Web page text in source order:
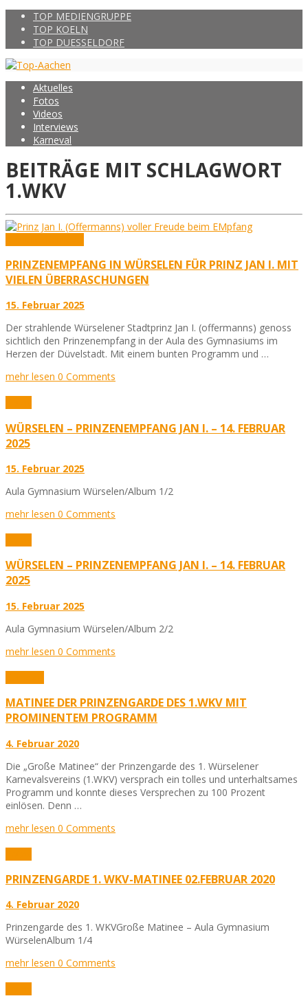
TOP MEDIENGRUPPE
TOP KOELN
TOP DUESSELDORF
Aktuelles
Fotos
Videos
Interviews
Karneval
BEITRÄGE MIT SCHLAGWORT
1.WKV
PRINZENEMPFANG IN WÜRSELEN FÜR PRINZ JAN I. MIT
VIELEN ÜBERRASCHUNGEN
15. Februar 2025
Der strahlende Würselener Stadtprinz Jan I. (offermanns) genoss
sichtlich den Prinzenempfang in der Aula des Gymnasiums im
Herzen der Düvelstadt. Mit einem bunten Programm und …
mehr lesen 0 Comments
WÜRSELEN – PRINZENEMPFANG JAN I. – 14. FEBRUAR
2025
15. Februar 2025
Aula Gymnasium Würselen/Album 1/2
mehr lesen 0 Comments
WÜRSELEN – PRINZENEMPFANG JAN I. – 14. FEBRUAR
2025
15. Februar 2025
Aula Gymnasium Würselen/Album 2/2
mehr lesen 0 Comments
MATINEE DER PRINZENGARDE DES 1.WKV MIT
PROMINENTEM PROGRAMM
4. Februar 2020
Die „Große Matinee“ der Prinzengarde des 1. Würselener
Karnevalsvereins (1.WKV) versprach ein tolles und unterhaltsames
Programm und konnte dieses Versprechen zu 100 Prozent
einlösen. Denn …
mehr lesen 0 Comments
PRINZENGARDE 1. WKV-MATINEE 02.FEBRUAR 2020
4. Februar 2020
Prinzengarde des 1. WKVGroße Matinee – Aula Gymnasium
WürselenAlbum 1/4
mehr lesen 0 Comments